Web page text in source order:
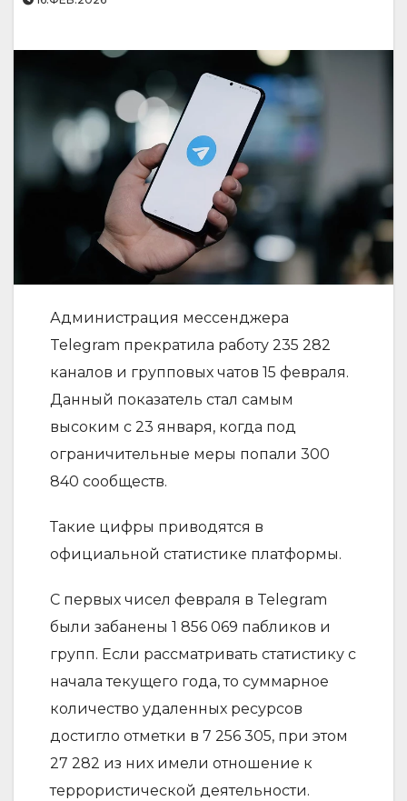
Администрация мессенджера
Telegram прекратила работу 235 282
каналов и групповых чатов 15 февраля.
Данный показатель стал самым
высоким с 23 января, когда под
ограничительные меры попали 300
840 сообществ.
Такие цифры приводятся в
официальной статистике платформы.
С первых чисел февраля в Telegram
были забанены 1 856 069 пабликов и
групп. Если рассматривать статистику с
начала текущего года, то суммарное
количество удаленных ресурсов
достигло отметки в 7 256 305, при этом
27 282 из них имели отношение к
террористической деятельности.